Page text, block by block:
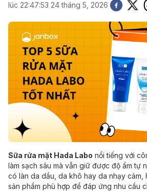
lúc 22:47:53 24 tháng 5, 2026
Sữa rửa mặt Hada Labo nổi tiếng với
làm sạch sâu mà vẫn giữ được độ ẩm tự
có làn da dầu, da khô hay da nhạy cảm,
sản phẩm phù hợp để đáp ứng nhu cầu